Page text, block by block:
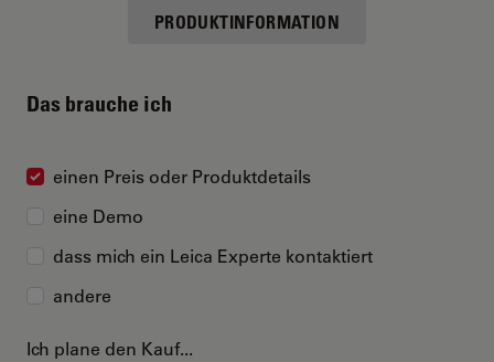
PRODUKTINFORMATION
Das brauche ich
einen Preis oder Produktdetails
eine Demo
dass mich ein Leica Experte kontaktiert
andere
Ich plane den Kauf...